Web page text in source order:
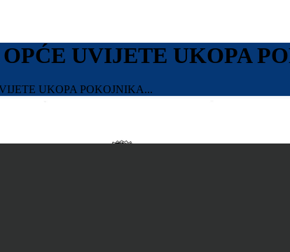
OPĆE UVIJETE UKOPA
UKOPA POKOJNIKA...